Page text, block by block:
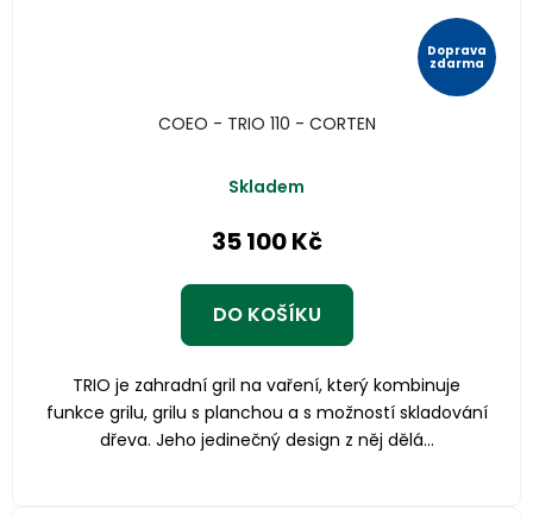
Doprava
zdarma
COEO - TRIO 110 - CORTEN
Skladem
35 100 Kč
DO KOŠÍKU
TRIO je zahradní gril na vaření, který kombinuje
funkce grilu, grilu s planchou a s možností skladování
dřeva. Jeho jedinečný design z něj dělá...